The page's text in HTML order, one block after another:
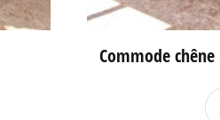
Commode